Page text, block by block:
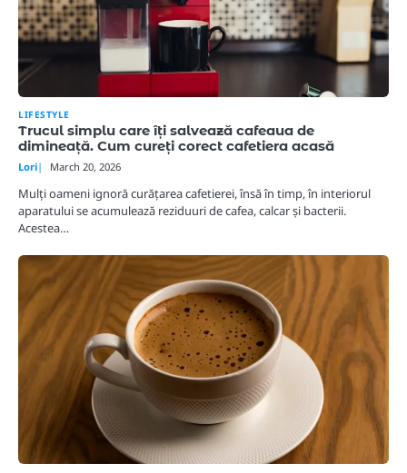
LIFESTYLE
Trucul simplu care îți salvează cafeaua de
dimineață. Cum cureți corect cafetiera acasă
Lori March 20, 2026
Mulți oameni ignoră curățarea cafetierei, însă în timp, în interiorul
aparatului se acumulează reziduuri de cafea, calcar și bacterii.
Acestea…